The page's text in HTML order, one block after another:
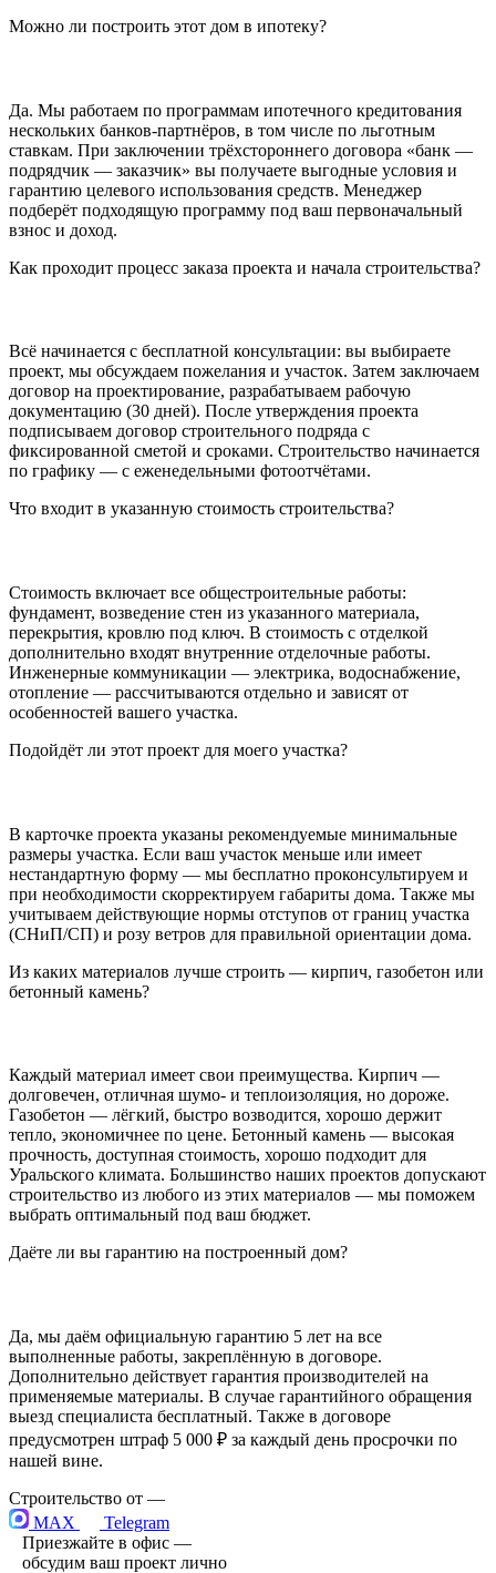
Можно ли построить этот дом в ипотеку?
Да. Мы работаем по программам ипотечного кредитования
нескольких банков-партнёров, в том числе по льготным
ставкам. При заключении трёхстороннего договора «банк —
подрядчик — заказчик» вы получаете выгодные условия и
гарантию целевого использования средств. Менеджер
подберёт подходящую программу под ваш первоначальный
взнос и доход.
Как проходит процесс заказа проекта и начала строительства?
Всё начинается с бесплатной консультации: вы выбираете
проект, мы обсуждаем пожелания и участок. Затем заключаем
договор на проектирование, разрабатываем рабочую
документацию (30 дней). После утверждения проекта
подписываем договор строительного подряда с
фиксированной сметой и сроками. Строительство начинается
по графику — с еженедельными фотоотчётами.
Что входит в указанную стоимость строительства?
Стоимость включает все общестроительные работы:
фундамент, возведение стен из указанного материала,
перекрытия, кровлю под ключ. В стоимость с отделкой
дополнительно входят внутренние отделочные работы.
Инженерные коммуникации — электрика, водоснабжение,
отопление — рассчитываются отдельно и зависят от
особенностей вашего участка.
Подойдёт ли этот проект для моего участка?
В карточке проекта указаны рекомендуемые минимальные
размеры участка. Если ваш участок меньше или имеет
нестандартную форму — мы бесплатно проконсультируем и
при необходимости скорректируем габариты дома. Также мы
учитываем действующие нормы отступов от границ участка
(СНиП/СП) и розу ветров для правильной ориентации дома.
Из каких материалов лучше строить — кирпич, газобетон или
бетонный камень?
Каждый материал имеет свои преимущества. Кирпич —
долговечен, отличная шумо- и теплоизоляция, но дороже.
Газобетон — лёгкий, быстро возводится, хорошо держит
тепло, экономичнее по цене. Бетонный камень — высокая
прочность, доступная стоимость, хорошо подходит для
Уральского климата. Большинство наших проектов допускают
строительство из любого из этих материалов — мы поможем
выбрать оптимальный под ваш бюджет.
Даёте ли вы гарантию на построенный дом?
Да, мы даём официальную гарантию 5 лет на все
выполненные работы, закреплённую в договоре.
Дополнительно действует гарантия производителей на
применяемые материалы. В случае гарантийного обращения
выезд специалиста бесплатный. Также в договоре
предусмотрен штраф 5 000 ₽ за каждый день просрочки по
нашей вине.
Строительство от —
MAX
Telegram
Приезжайте в офис —
обсудим ваш проект лично